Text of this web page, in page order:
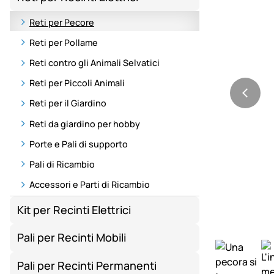
Reti per Pecore
Reti per Pollame
Reti contro gli Animali Selvatici
Reti per Piccoli Animali
Reti per il Giardino
Reti da giardino per hobby
Porte e Pali di supporto
Pali di Ricambio
Accessori e Parti di Ricambio
Kit per Recinti Elettrici
Pali per Recinti Mobili
Pali per Recinti Permanenti